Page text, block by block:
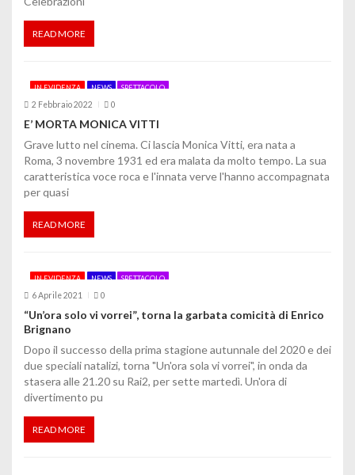
t
i
c
o
l
i
READ MORE
IN EVIDENZA NEWS SPETTACOLO
2 Febbraio 2022 0
E’ MORTA MONICA VITTI
Grave lutto nel cinema. Ci lascia Monica Vitti, era nata a
Roma, 3 novembre 1931 ed era malata da molto tempo. La sua
caratteristica voce roca e l'innata verve l'hanno accompagnata
per quasi
READ MORE
IN EVIDENZA NEWS SPETTACOLO
6 Aprile 2021 0
“Un’ora solo vi vorrei”, torna la garbata comicità di Enrico
Brignano
Dopo il successo della prima stagione autunnale del 2020 e dei
due speciali natalizi, torna "Un'ora sola vi vorrei", in onda da
stasera alle 21.20 su Rai2, per sette martedì. Un'ora di
divertimento pu
READ MORE